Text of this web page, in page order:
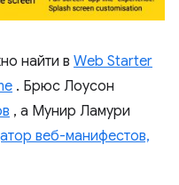
найти в Web Starter
. Брюс Лоусон
, а Мунир Ламури
веб-манифестов,